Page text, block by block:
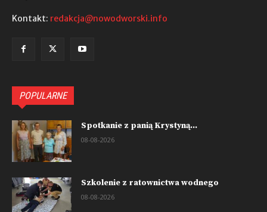
Kontakt: redakcja@nowodworski.info
POPULARNE
Spotkanie z panią Krystyną...
08-08-2026
Szkolenie z ratownictwa wodnego
08-08-2026